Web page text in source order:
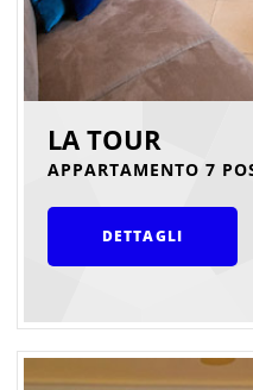
LA TOUR
APPARTAMENTO 7
DETTAGLI